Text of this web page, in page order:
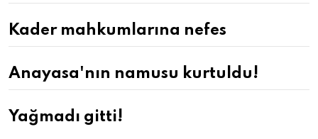
Kader mahkumlarına nefes
Anayasa'nın namusu kurtuldu!
Yağmadı gitti!